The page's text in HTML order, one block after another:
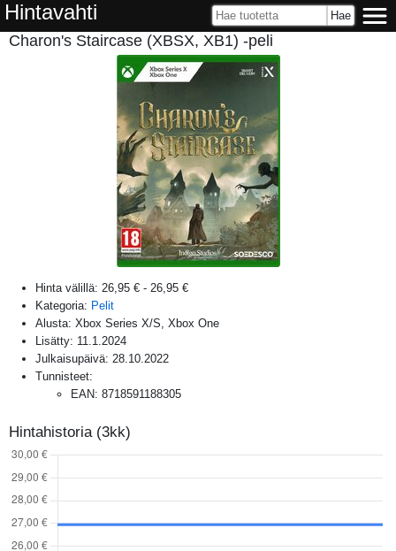
Hintavahti
Charon's Staircase (XBSX, XB1) -peli
Hinta välillä: 26,95 € - 26,95 €
Kategoria: Pelit
Alusta: Xbox Series X/S, Xbox One
Lisätty: 11.1.2024
Julkaisupäivä: 28.10.2022
Tunnisteet:
EAN: 8718591188305
Hintahistoria (3kk)